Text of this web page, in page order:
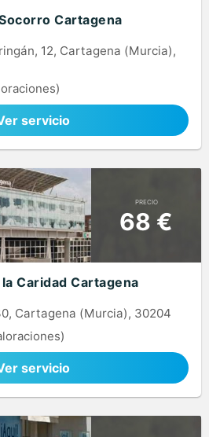
Cartagena
12, Cartagena (Murcia),
servicio
PRECIO
68 €
Caridad Cartagena
Cartagena (Murcia), 30204
servicio